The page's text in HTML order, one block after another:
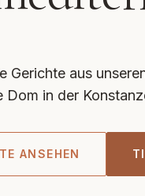
Gerichte aus
Dom in der
ANSEHEN